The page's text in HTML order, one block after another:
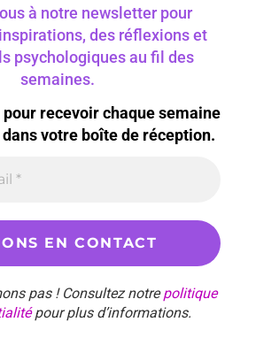
à notre newsletter pour
des réflexions et
psychologiques au fil des
semaines.
recevoir chaque semaine
votre boîte de réception.
pas ! Consultez notrepolitique
pour plus d’informations.